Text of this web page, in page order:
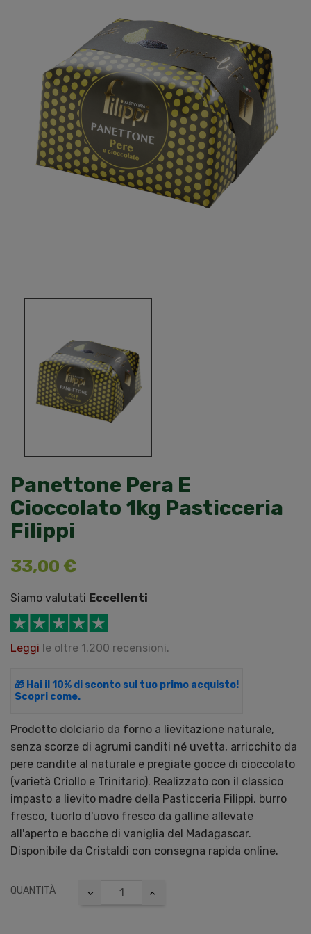
Panettone Pera E
Cioccolato 1kg Pasticceria
Filippi
33,00 €
Siamo valutati Eccellenti
Leggi le oltre 1.200 recensioni.
🎁 Hai il 10% di sconto sul tuo primo acquisto!
Scopri come.
Prodotto dolciario da forno a lievitazione naturale,
senza scorze di agrumi canditi né uvetta, arricchito da
pere candite al naturale e pregiate gocce di cioccolato
(varietà Criollo e Trinitario). Realizzato con il classico
impasto a lievito madre della Pasticceria Filippi, burro
fresco, tuorlo d'uovo fresco da galline allevate
all'aperto e bacche di vaniglia del Madagascar.
Disponibile da Cristaldi con consegna rapida online.
QUANTITÀ